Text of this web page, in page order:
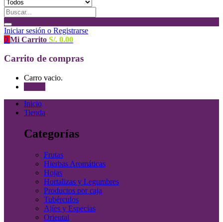
Iniciar sesión o Registrarse
0 Mi Carrito S/. 0.00
Carrito de compras
Carro vacio.
Inicio
Tienda
Categorías
Frutas
Hierbas Aromáticas
Hojas
Hortalizas y Legumbres
Productos por caja
Tubérculos
Ajíes y Especias
Oriental